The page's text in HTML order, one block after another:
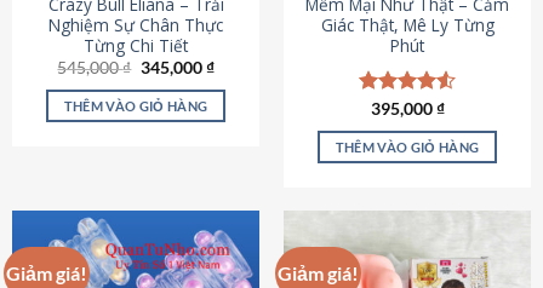
Crazy Bull Eliana – Trải
Nghiệm Sự Chân Thực
Từng Chi Tiết
545,000₫ Giá
là:
545,000 ₫.
345,000₫Giá
tại
THÊM VÀO GIỎ HÀNG
Mềm Mại Như Thật – Cảm
Giác Thật, Mê Ly Từng
Phút
Được xếp
hạng4.53
5 sao
395,000₫
THÊM VÀO GIỎ HÀNG
Giảm giá! Giảm giá!